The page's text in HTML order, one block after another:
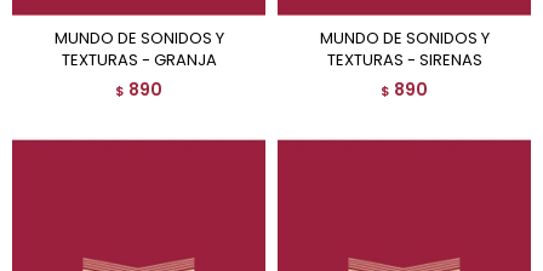
MUNDO DE SONIDOS Y
TEXTURAS - GRANJA
$ 890
MUNDO DE SONIDOS Y
TEXTURAS - SIRENAS
$ 890